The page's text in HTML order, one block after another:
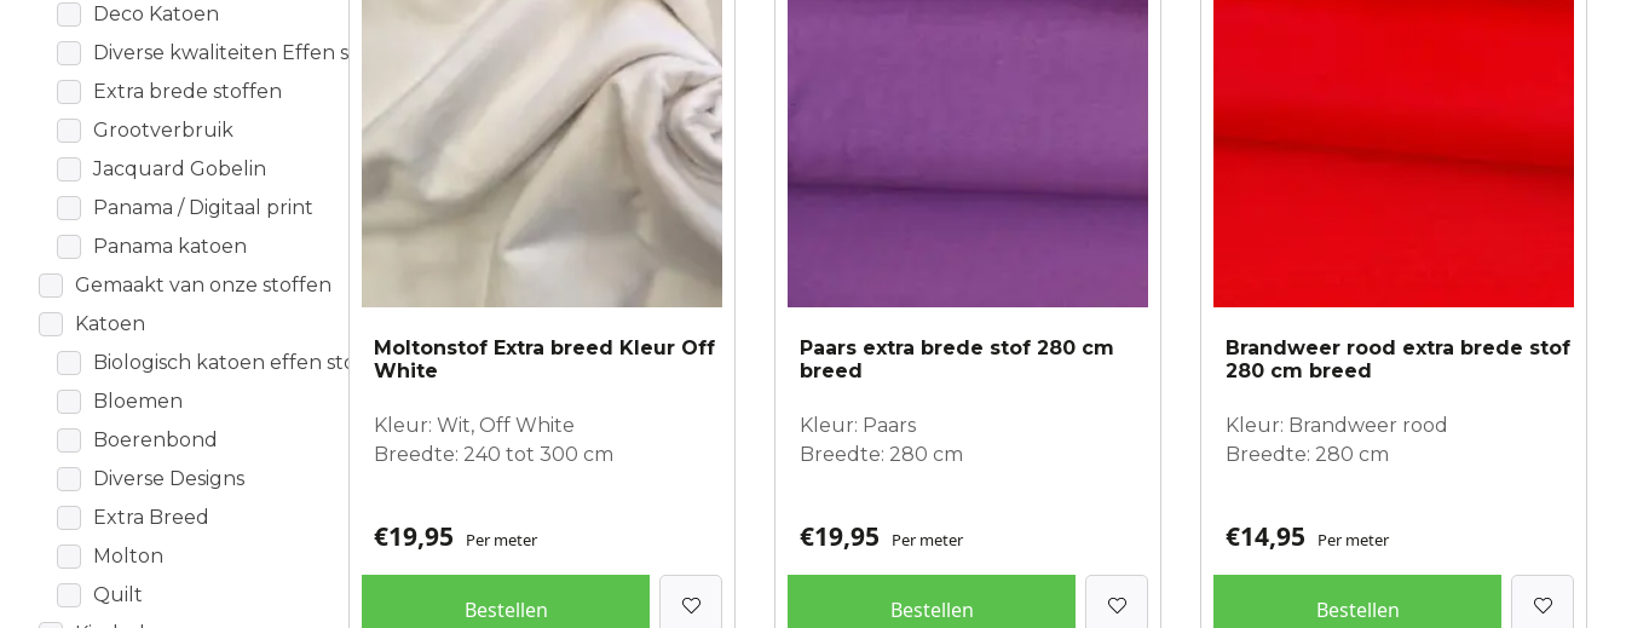
Deco Katoen
Diverse kwaliteiten Effen stoffen
Extra brede stoffen
Grootverbruik
Jacquard Gobelin
Panama / Digitaal print
Panama katoen
Gemaakt van onze stoffen
Katoen
Biologisch katoen effen stof
Bloemen
Boerenbond
Diverse Designs
Extra Breed
Molton
Quilt
Moltonstof Extra breed Kleur Off
White
Kleur: Wit, Off White
Breedte: 240 tot 300 cm
€19,95 Per meter
Bestellen
Paars extra brede stof 280 cm
breed
Kleur: Paars
Breedte: 280 cm
€19,95 Per meter
Bestellen
Brandweer rood extra brede stof
280 cm breed
Kleur: Brandweer rood
Breedte: 280 cm
€14,95 Per meter
Bestellen